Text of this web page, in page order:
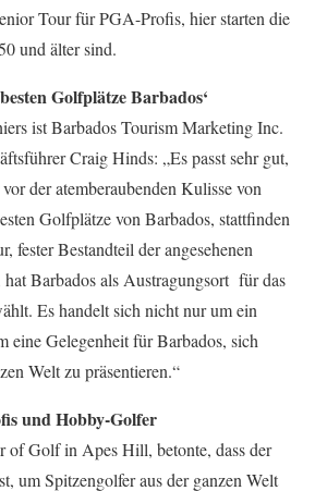
Tour für PGA-Profis, hier starten die
und älter sind.
Golfplätze Barbados‘
ist Barbados Tourism Marketing Inc.
Craig Hinds: „Es passt sehr gut,
der atemberaubenden Kulisse von
Golfplätze von Barbados, stattfinden
fester Bestandteil der angesehenen
Barbados als Austragungsort für das
Es handelt sich nicht nur um ein
eine Gelegenheit für Barbados, sich
Welt zu präsentieren.“
und Hobby-Golfer
of Golf in Apes Hill, betonte, dass der
um Spitzengolfer aus der ganzen Welt